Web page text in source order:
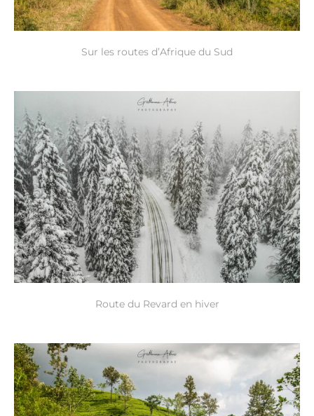
Sur les routes d’Afrique du Sud
Route du Revard en hiver